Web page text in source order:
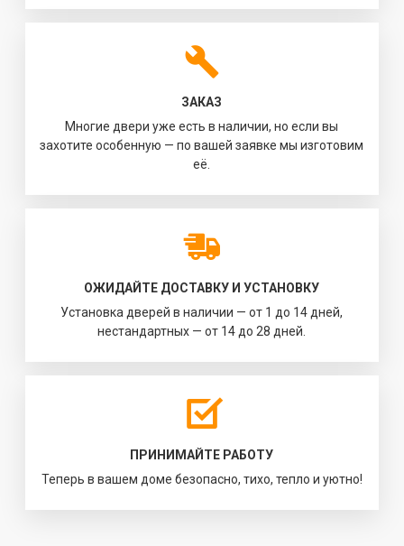
ЗАКАЗ
Многие двери уже есть в наличии, но если вы
захотите особенную — по вашей заявке мы изготовим
её.
ОЖИДАЙТЕ ДОСТАВКУ И УСТАНОВКУ
Установка дверей в наличии — от 1 до 14 дней,
нестандартных — от 14 до 28 дней.
ПРИНИМАЙТЕ РАБОТУ
Теперь в вашем доме безопасно, тихо, тепло и уютно!